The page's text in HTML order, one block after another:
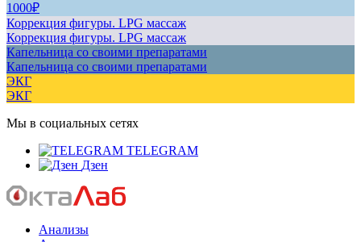
1000₽
Коррекция фигуры. LPG массаж
Коррекция фигуры. LPG массаж
Капельница со своими препаратами
Капельница со своими препаратами
ЭКГ
ЭКГ
Мы в социальных сетях
TELEGRAM
Дзен
Анализы